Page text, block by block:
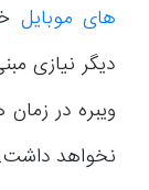
های موبایل
دیگر نیازی
ویبره در
نخواهد داشت.